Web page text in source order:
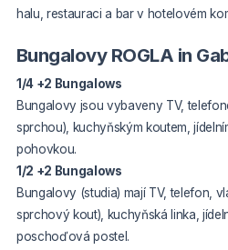
halu, restauraci a bar v hotelovém
Bungalovy ROGLA in
1/4 +2 Bungalows
Bungalovy jsou vybaveny TV,
sprchou), kuchyňským koutem,
pohovkou.
1/2 +2 Bungalows
Bungalovy (studia) mají TV, telefon,
sprchový kout), kuchyňská linka,
poschoďová postel.